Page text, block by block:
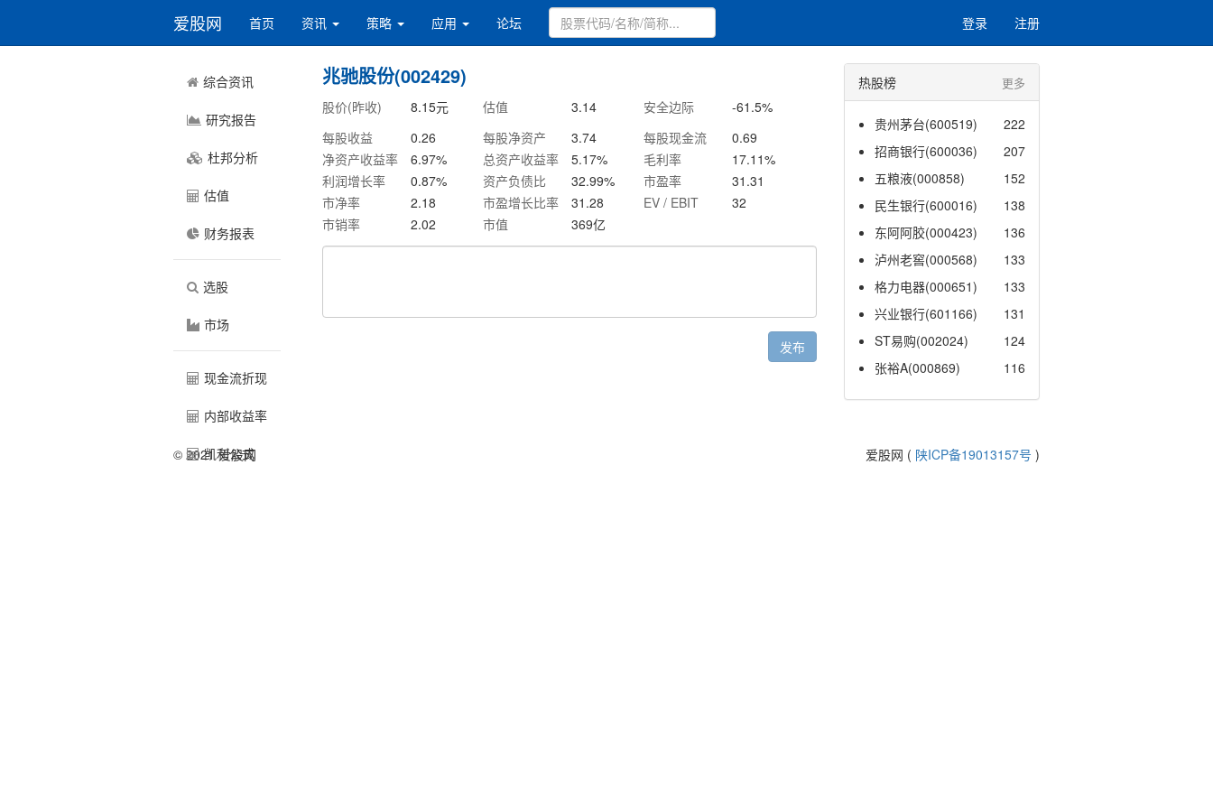
爱股网 首页 资讯 策略 应用 论坛 登录 注册
综合资讯
研究报告
杜邦分析
估值
财务报表
选股
市场
现金流折现
内部收益率
凯利公式
兆驰股份(002429)
股价(昨收) 8.15元 估值 3.14 安全边际 -61.5%
每股收益
0.26 每股净资产 3.74 每股现金流
0.69
净资产收益率
6.97% 总资产收益率 5.17% 毛利率 17.11%
利润增长率
0.87% 资产负债比 32.99% 市盈率
31.31
市净率
2.18 市盈增长比率 31.28 EV / EBIT
32
市销率
2.02 市值 369亿
发布
热股榜 更多
贵州茅台(600519)
222
招商银行(600036)
207
五粮液(000858)
152
民生银行(600016)
138
东阿阿胶(000423)
136
泸州老窖(000568)
133
格力电器(000651)
133
兴业银行(601166)
131
ST易购(002024)
124
张裕A(000869)
116
© 2021 爱股网 爱股网 ( 陕ICP备19013157号 )